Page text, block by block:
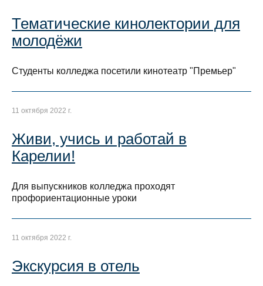
Тематические кинолектории для
молодёжи
Студенты колледжа посетили кинотеатр "Премьер"
11 октября 2022 г.
Живи, учись и работай в
Карелии!
Для выпускников колледжа проходят
профориентационные уроки
11 октября 2022 г.
Экскурсия в отель